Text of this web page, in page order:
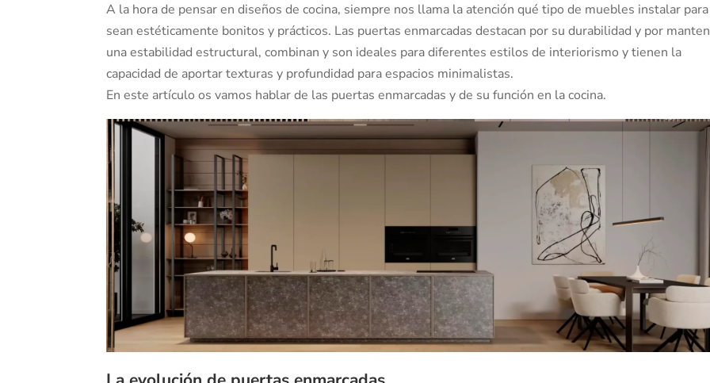
A la hora de pensar en diseños de cocina, siempre nos llama la atención qué tipo de muebles instalar
sean estéticamente bonitos y prácticos. Las puertas enmarcadas destacan por su durabilidad y por
una estabilidad estructural, combinan y son ideales para diferentes estilos de interiorismo y tienen la
capacidad de aportar texturas y profundidad para espacios minimalistas.
En este artículo os vamos hablar de las puertas enmarcadas y de su función en la cocina.